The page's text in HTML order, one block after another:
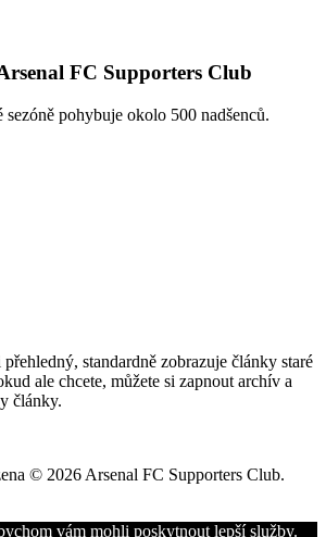
FC Supporters Club
sezóně pohybuje okolo 500 nadšenců.
standardně zobrazuje články staré
ale chcete, můžete si zapnout archív a
články.
© 2026 Arsenal FC Supporters Club.
vám mohli poskytnout lepší služby.